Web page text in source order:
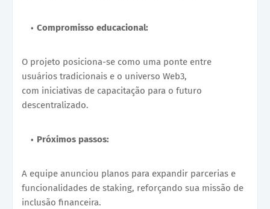
Compromisso educacional:
O projeto posiciona-se como uma ponte entre
usuários tradicionais e o universo Web3,
com iniciativas de capacitação para o futuro
descentralizado.
Próximos passos:
A equipe anunciou planos para expandir parcerias e
funcionalidades de staking, reforçando sua missão de
inclusão financeira.